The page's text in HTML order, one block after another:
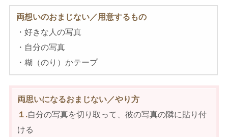
両想いのおまじない／用意するもの
・好きな人の写真
・自分の写真
・糊（のり）かテープ
両思いになるおまじない／やり方
１.自分の写真を切り取って、彼の写真の隣に貼り付
ける